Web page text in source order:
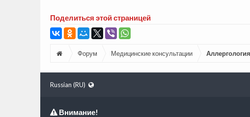
Поделиться этой страницей
Форум Медицинские консультации
Russian (RU)
Внимание!